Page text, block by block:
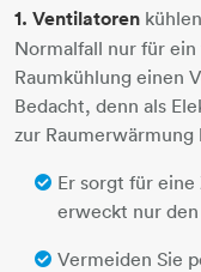
1. Ventilatoren
Normalfall nur für
Raumkühlung einen
Bedacht, denn als
zur Raumerwärmung
Er sorgt für
erweckt nur
Vermeiden Sie